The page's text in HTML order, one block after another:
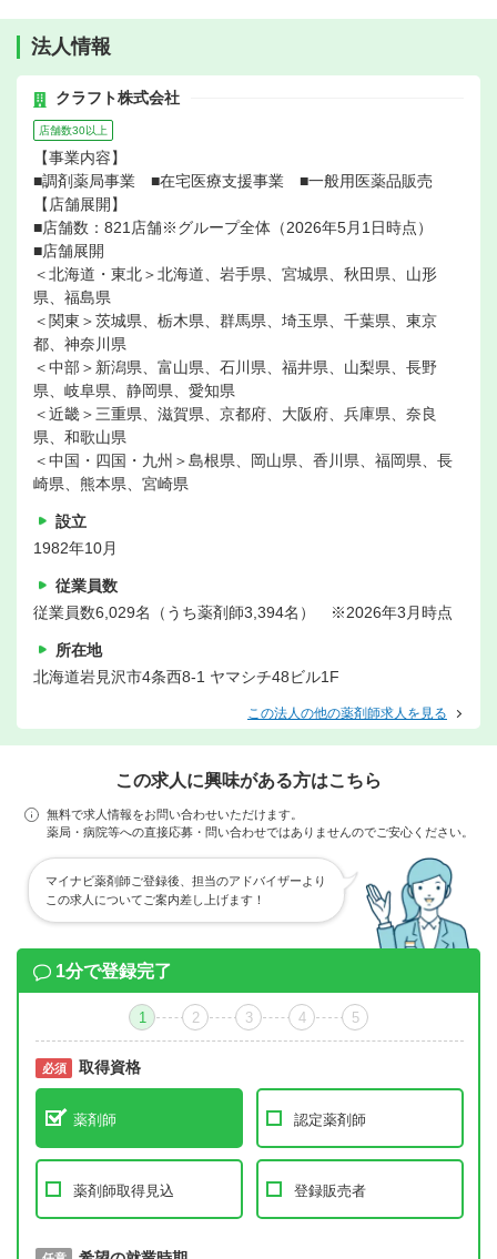
法人情報
クラフト株式会社
店舗数30以上
【事業内容】
■調剤薬局事業 ■在宅医療支援事業 ■一般用医薬品販売
【店舗展開】
■店舗数：821店舗※グループ全体（2026年5月1日時点）
■店舗展開
＜北海道・東北＞北海道、岩手県、宮城県、秋田県、山形
県、福島県
＜関東＞茨城県、栃木県、群馬県、埼玉県、千葉県、東京
都、神奈川県
＜中部＞新潟県、富山県、石川県、福井県、山梨県、長野
県、岐阜県、静岡県、愛知県
＜近畿＞三重県、滋賀県、京都府、大阪府、兵庫県、奈良
県、和歌山県
＜中国・四国・九州＞島根県、岡山県、香川県、福岡県、長
崎県、熊本県、宮崎県
設立
1982年10月
従業員数
従業員数6,029名（うち薬剤師3,394名） ※2026年3月時点
所在地
北海道岩見沢市4条西8-1 ヤマシチ48ビル1F
この法人の他の薬剤師求人を見る
この求人に興味がある方はこちら
無料で求人情報をお問い合わせいただけます。
薬局・病院等への直接応募・問い合わせではありませんのでご安心ください。
マイナビ薬剤師ご登録後、担当のアドバイザーより
この求人についてご案内差し上げます！
1分で登録完了
1 2 3 4 5
必須 取得資格
薬剤師 認定薬剤師
薬剤師取得見込 登録販売者